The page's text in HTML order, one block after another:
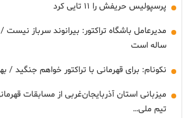
پرسپولیس حریفش را ۱۱ تایی کرد
مدیرعامل باشگاه تراکتور: بیرانوند سرباز نیست
ساله است
نکونام: برای قهرمانی با تراکتور خواهم جنگید /
میزبانی استان آذربایجان‌غربی از مسابقات
تیم ملی…